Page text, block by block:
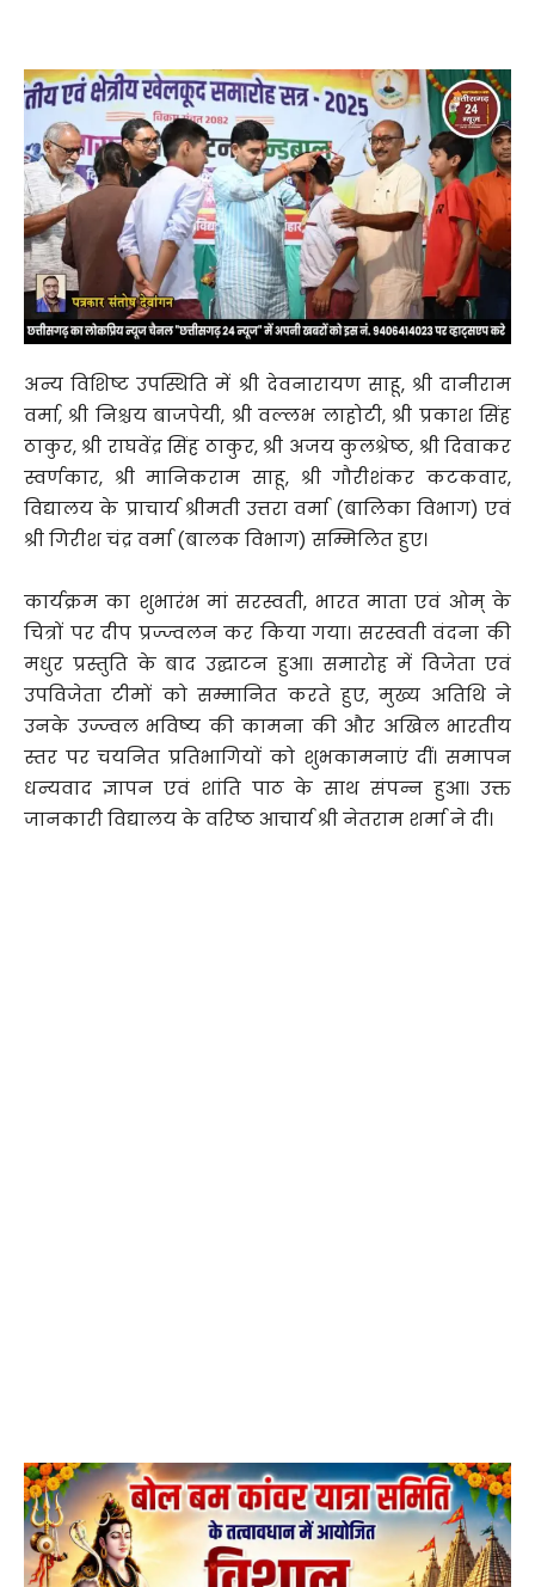
अन्य विशिष्ट उपस्थिति में श्री देवनारायण साहू, श्री दानीराम
वर्मा, श्री निश्चय बाजपेयी, श्री वल्लभ लाहोटी, श्री प्रकाश सिंह
ठाकुर, श्री राघवेंद्र सिंह ठाकुर, श्री अजय कुलश्रेष्ठ, श्री दिवाकर
स्वर्णकार, श्री मानिकराम साहू, श्री गौरीशंकर कटकवार,
विद्यालय के प्राचार्य श्रीमती उत्तरा वर्मा (बालिका विभाग) एवं
श्री गिरीश चंद्र वर्मा (बालक विभाग) सम्मिलित हुए।
कार्यक्रम का शुभारंभ मां सरस्वती, भारत माता एवं ओम् के
चित्रों पर दीप प्रज्ज्वलन कर किया गया। सरस्वती वंदना की
मधुर प्रस्तुति के बाद उद्घाटन हुआ। समारोह में विजेता एवं
उपविजेता टीमों को सम्मानित करते हुए, मुख्य अतिथि ने
उनके उज्ज्वल भविष्य की कामना की और अखिल भारतीय
स्तर पर चयनित प्रतिभागियों को शुभकामनाएं दीं। समापन
धन्यवाद ज्ञापन एवं शांति पाठ के साथ संपन्न हुआ। उक्त
जानकारी विद्यालय के वरिष्ठ आचार्य श्री नेतराम शर्मा ने दी।